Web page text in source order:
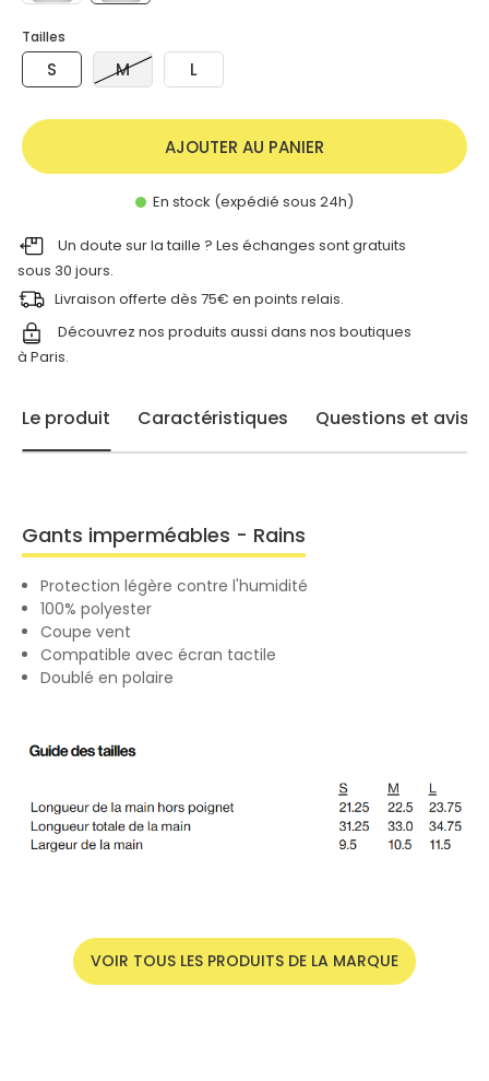
Tailles
S M L
AJOUTER AU PANIER
En stock (expédié sous 24h)
Un doute sur la taille ? Les échanges sont gratuits
sous 30 jours.
Livraison offerte dès 75€ en points relais.
Découvrez nos produits aussi dans nos boutiques
à Paris.
Le produit Caractéristiques Questions et avis
Gants imperméables - Rains
Protection légère contre l'humidité
100% polyester
Coupe vent
Compatible avec écran tactile
Doublé en polaire
VOIR TOUS LES PRODUITS DE LA MARQUE